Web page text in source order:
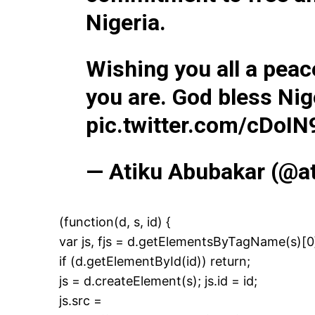
Related
mosquées en Iran
Le président iranien Hassan
collectives dans les mosquées
pays, où l'épidémie de Covid-19
blanches, ce qui donne aux…
Nigeria.
Wishing you all a
you are. God bless
pic.twitter.com/
— Atiku Abubakar
(function(d, s, id) {
var js, fjs =
if (d.getElementById(id)) return;
js = d.createElement(s); js.id = id;
js.src =